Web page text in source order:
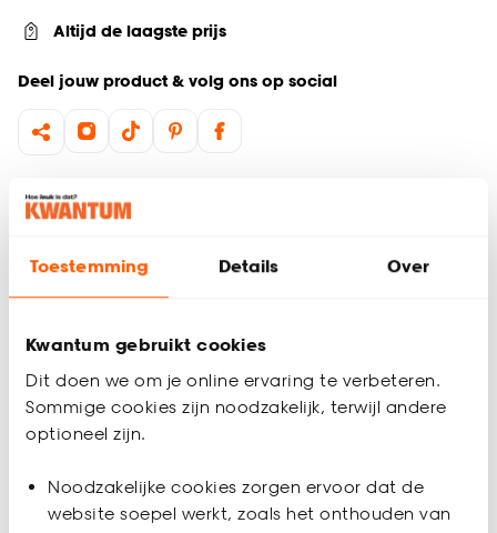
Toestemming Details Over
Kwantum gebruikt cookies
Dit doen we om je online ervaring te verbeteren.
Sommige cookies zijn noodzakelijk, terwijl andere
optioneel zijn.
Noodzakelijke cookies zorgen ervoor dat de
website soepel werkt, zoals het onthouden van
Altijd de laagste prijs
Deel jouw product & volg ons op social
Productomschrijving
roet, nicotine etc. na afwerking met muurverf of sierpleister.
Geschikt voor binnen en buiten, niet verdunnen. Inhoud: 750
Productspecificaties
Artikelnummer 0320003